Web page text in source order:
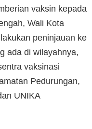
vaksin kepada
Wali Kota
peninjauan ke
ada di wilayahnya,
vaksinasi
Pedurungan,
UNIKA